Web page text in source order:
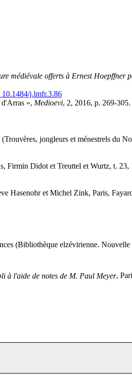
médiévale offerts à Ernest Hoepffner
j.lmfr.3.86
», Medioevi, 2, 2016, p. 269-305.
jongleurs et ménestrels du
Firmin Didot et Treuttel et Wurtz, t. 23,
Hasenohr et Michel Zink, Paris,
(Bibliothèque elzévirienne. Nouvelle
à l'aide de notes de M. Paul Meyer,